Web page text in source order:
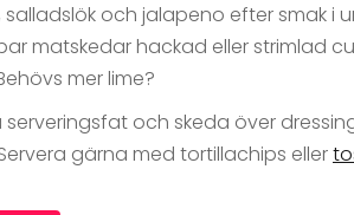
och jalapeno efter smak i
matskedar hackad eller strimlad
mer lime?
och skeda över
gärna med tortillachips eller